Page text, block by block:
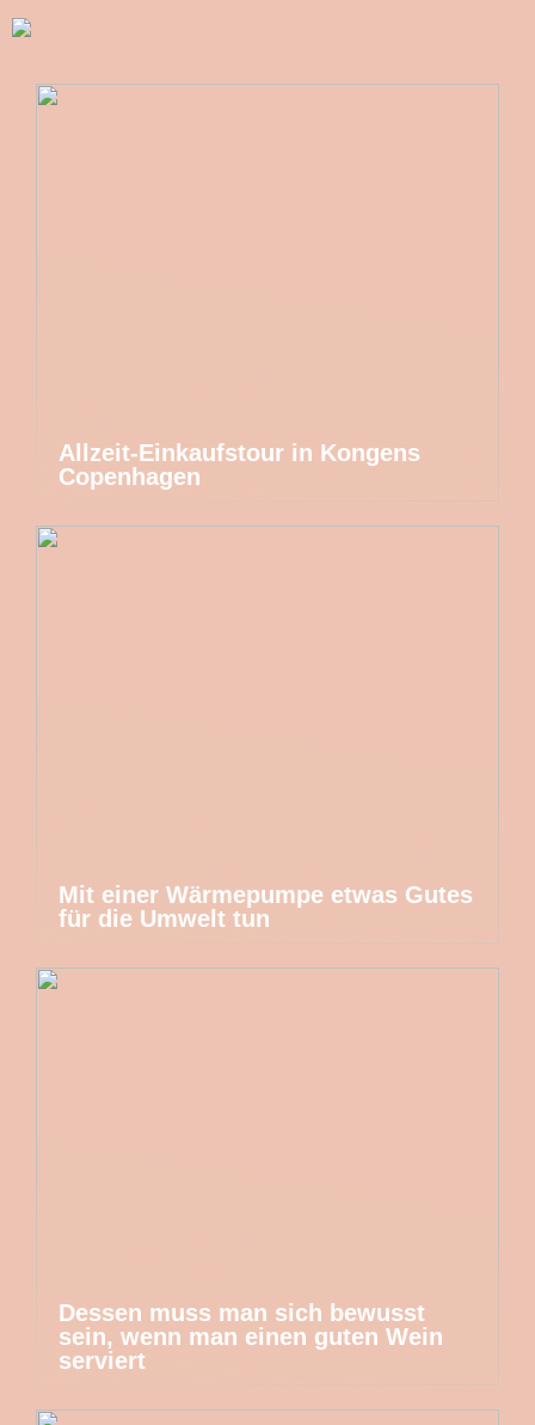
Allzeit-Einkaufstour in Kongens
Copenhagen
Mit einer Wärmepumpe etwas Gutes
für die Umwelt tun
Dessen muss man sich bewusst
sein, wenn man einen guten Wein
serviert